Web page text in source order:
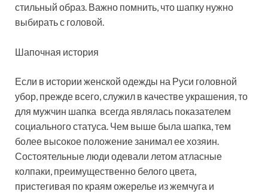
стильный образ. Важно помнить, что шапку нужно
выбирать с головой.
Шапочная история
Если в истории женской одежды на Руси головной
убор, прежде всего, служил в качестве украшения, то
для мужчин шапка всегда являлась показателем
социального статуса. Чем выше была шапка, тем
более высокое положение занимал ее хозяин.
Состоятельные люди одевали летом атласные
колпаки, преимущественно белого цвета,
пристегивая по краям ожерелье из жемчуга и